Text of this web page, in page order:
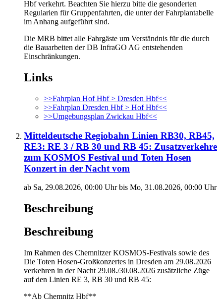
Hbf verkehrt. Beachten Sie hierzu bitte die gesonderten
Regularien für Gruppenfahrten, die unter der Fahrplantabelle
im Anhang aufgeführt sind.
Die MRB bittet alle Fahrgäste um Verständnis für die durch
die Bauarbeiten der DB InfraGO AG entstehenden
Einschränkungen.
Links
>>Fahrplan Hof Hbf > Dresden Hbf<<
>>Fahrplan Dresden Hbf > Hof Hbf<<
>>Umgebungsplan Zwickau Hbf<<
Mitteldeutsche Regiobahn Linien RB30, RB45,
RE3: RE 3 / RB 30 und RB 45: Zusatzverkehre
zum KOSMOS Festival und Toten Hosen
Konzert in der Nacht vom
ab Sa, 29.08.2026, 00:00 Uhr bis Mo, 31.08.2026, 00:00 Uhr
Beschreibung
Beschreibung
Im Rahmen des Chemnitzer KOSMOS-Festivals sowie des
Die Toten Hosen-Großkonzertes in Dresden am 29.08.2026
verkehren in der Nacht 29.08./30.08.2026 zusätzliche Züge
auf den Linien RE 3, RB 30 und RB 45:
**Ab Chemnitz Hbf**